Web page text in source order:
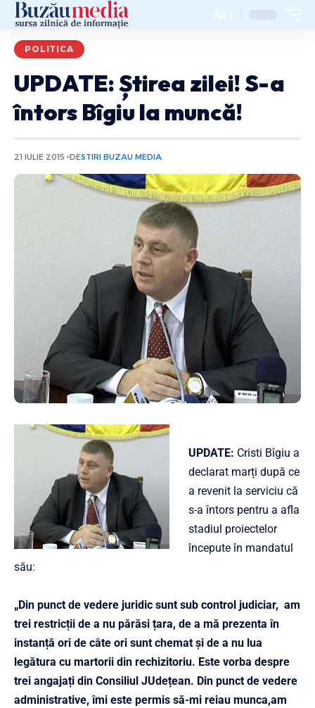
Aa
POLITICA
UPDATE: Știrea zilei! S-a
întors Bîgiu la muncă!
21 IULIE 2015 DESTIRI BUZAU MEDIA
UPDATE: Cristi Bîgiu a
declarat marți după ce
a revenit la serviciu că
s-a întors pentru a afla
stadiul proiectelor
începute în mandatul
său:
„Din punct de vedere juridic sunt sub control judiciar, am
trei restricții de a nu părăsi țara, de a mă prezenta în
instanță ori de câte ori sunt chemat și de a nu lua
legătura cu martorii din rechizitoriu. Este vorba despre
trei angajați din Consiliul JUdețean. Din punct de vedere
administrative, îmi este permis să-mi reiau munca,am